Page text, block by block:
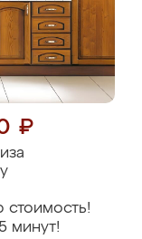
₽
стоимость!
минут!